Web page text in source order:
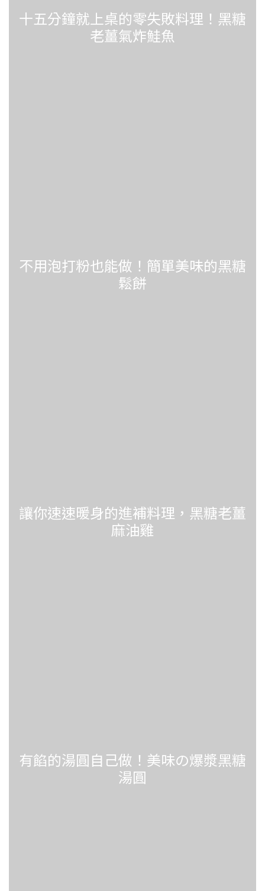
十五分鐘就上桌的零失敗料理！黑糖
老薑氣炸鮭魚
不用泡打粉也能做！簡單美味的黑糖
鬆餅
讓你速速暖身的進補料理，黑糖老薑
麻油雞
有餡的湯圓自己做！美味の爆漿黑糖
湯圓